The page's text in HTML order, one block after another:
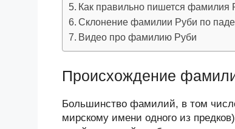
Как правильно пишется фамилия
Склонение фамилии Руби по
Видео про фамилию Руби
Происхождение
Большинство фамилий, в том
мирскому имени одного из